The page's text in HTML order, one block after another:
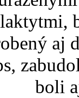
aj
boli